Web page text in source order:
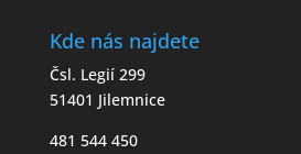
Kde nás najdete
Čsl. Legií 299
51401 Jilemnice
481 544 450